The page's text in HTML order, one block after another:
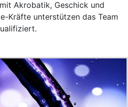
Akrobatik, Geschick und
Kräfte unterstützen das Team